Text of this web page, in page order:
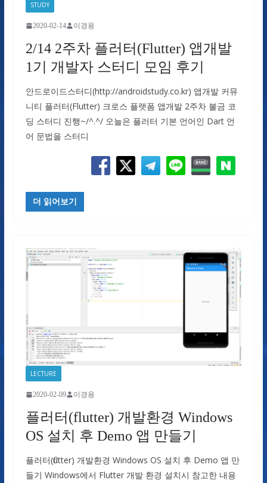
STUDY
2020-02-14 이경용
2/14 2주차 플러터(Flutter) 앱개발
1기 개발자 스터디 모임 후기
안드로이드스터디(http://androidstudy.co.kr) 앱개발 커뮤
니티 플러터(Flutter) 크로스 플랫폼 앱개발 2주차 불금 코
딩 스터디 진행~/^.^/ 오늘은 플러터 기본 언어인 Dart 언
어 문법을 스터디
더 읽어보기
LECTURE
2020-02-09 이경용
플러터(flutter) 개발환경 Windows
OS 설치 후 Demo 앱 만들기
플러터(flutter) 개발환경 Windows OS 설치 후 Demo 앱 만
들기 Windows에서 Flutter 개발 환경 설치시 참고한 내용